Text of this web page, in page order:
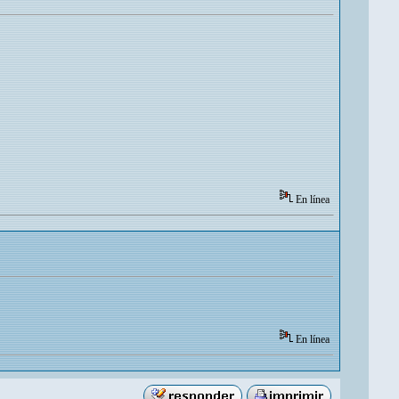
En línea
En línea